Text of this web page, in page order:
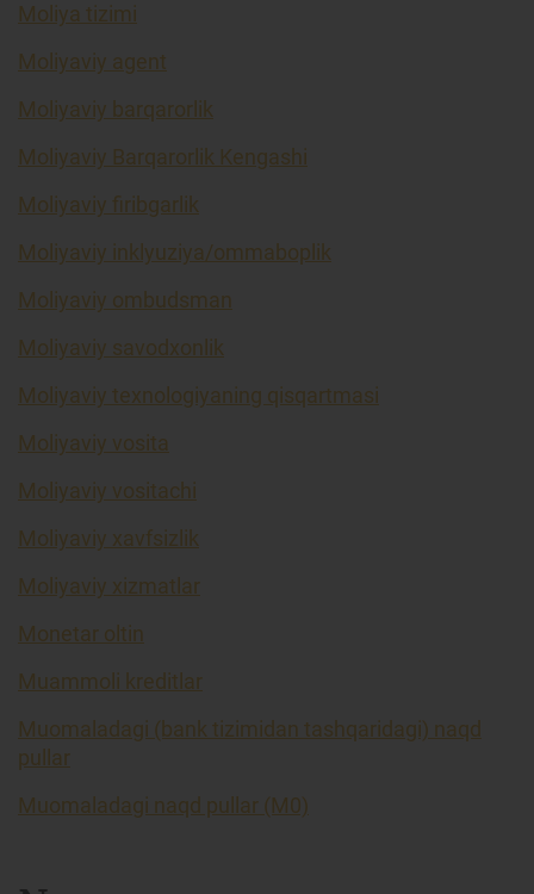
Moliya tizimi
Moliyaviy agent
Moliyaviy barqarorlik
Moliyaviy Barqarorlik Kengashi
Moliyaviy firibgarlik
Moliyaviy inklyuziya/ommaboplik
Moliyaviy ombudsman
Moliyaviy savodxonlik
Moliyaviy texnologiyaning qisqartmasi
Moliyaviy vosita
Moliyaviy vositachi
Moliyaviy xavfsizlik
Moliyaviy xizmatlar
Monetar oltin
Muammoli kreditlar
Muomaladagi (bank tizimidan tashqaridagi) naqd
pullar
Muomaladagi naqd pullar (M0)